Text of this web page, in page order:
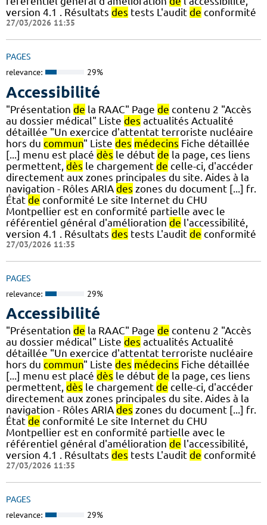
version 4.1 . Résultats des tests L'audit de conformité
27/03/2026 11:35
PAGES
relevance: 29%
Accessibilité
"Présentation de la RAAC" Page de contenu 2 "Accès
au dossier médical" Liste des actualités Actualité
détaillée "Un exercice d'attentat terroriste nucléaire
hors du commun" Liste des médecins Fiche détaillée
[...] menu est placé dès le début de la page, ces liens
permettent, dès le chargement de celle-ci, d'accéder
directement aux zones principales du site. Aides à la
navigation - Rôles ARIA des zones du document [...] fr.
État de conformité Le site Internet du CHU
Montpellier est en conformité partielle avec le
référentiel général d'amélioration de l'accessibilité,
version 4.1 . Résultats des tests L'audit de conformité
27/03/2026 11:35
PAGES
relevance: 29%
Accessibilité
"Présentation de la RAAC" Page de contenu 2 "Accès
au dossier médical" Liste des actualités Actualité
détaillée "Un exercice d'attentat terroriste nucléaire
hors du commun" Liste des médecins Fiche détaillée
[...] menu est placé dès le début de la page, ces liens
permettent, dès le chargement de celle-ci, d'accéder
directement aux zones principales du site. Aides à la
navigation - Rôles ARIA des zones du document [...] fr.
État de conformité Le site Internet du CHU
Montpellier est en conformité partielle avec le
référentiel général d'amélioration de l'accessibilité,
version 4.1 . Résultats des tests L'audit de conformité
27/03/2026 11:35
PAGES
relevance: 29%